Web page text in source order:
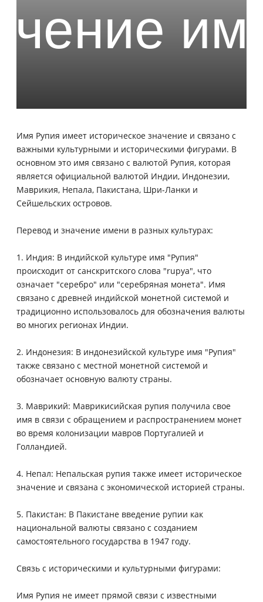
Имя Рупия имеет историческое значение и связано с
важными культурными и историческими фигурами. В
основном это имя связано с валютой Рупия, которая
является официальной валютой Индии, Индонезии,
Маврикия, Непала, Пакистана, Шри-Ланки и
Сейшельских островов.
Перевод и значение имени в разных культурах:
1. Индия: В индийской культуре имя "Рупия"
происходит от санскритского слова "rupya", что
означает "серебро" или "серебряная монета". Имя
связано с древней индийской монетной системой и
традиционно использовалось для обозначения валюты
во многих регионах Индии.
2. Индонезия: В индонезийской культуре имя "Рупия"
также связано с местной монетной системой и
обозначает основную валюту страны.
3. Маврикий: Маврикисийская рупия получила свое
имя в связи с обращением и распространением монет
во время колонизации мавров Португалией и
Голландией.
4. Непал: Непальская рупия также имеет историческое
значение и связана с экономической историей страны.
5. Пакистан: В Пакистане введение рупии как
национальной валюты связано с созданием
самостоятельного государства в 1947 году.
Связь с историческими и культурными фигурами:
Имя Рупия не имеет прямой связи с известными